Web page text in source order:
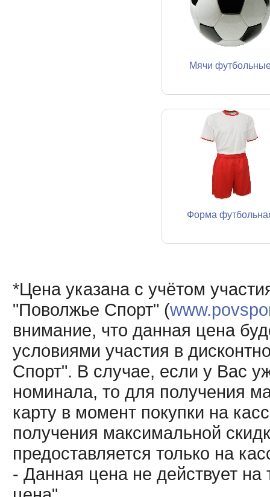
Мячи
Форма
*Цена указана с учётом
"Поволжье Спорт" (
внимание, что данная цена
условиями участия в
Спорт". В случае, если у Вас
номинала, то для получения
карту в момент покупки на
получения максимальной
предоставляется только на
- Данная цена не действует